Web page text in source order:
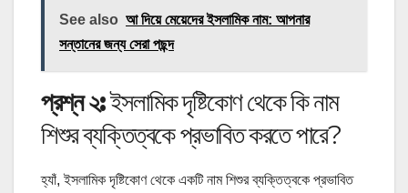
See also আ দিয়ে মেয়েদের ইসলামিক নাম: আপনার
সন্তানের জন্য সেরা পছন্দ
প্রশ্ন ২:ইসলামিক দৃষ্টিকোণ থেকে কি নাম
শিশুর ব্যক্তিত্বকে প্রভাবিত করতে পারে?
হ্যাঁ, ইসলামিক দৃষ্টিকোণ থেকে একটি নাম শিশুর ব্যক্তিত্বকে প্রভাবিত